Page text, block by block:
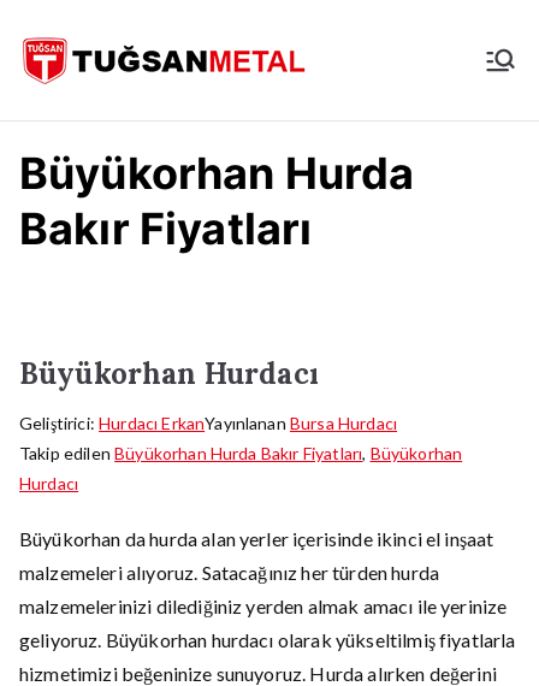
geç
Hurdacı
Büyükorhan Hurda
Bakır Fiyatları
Büyükorhan Hurdacı
Geliştirici:Hurdacı ErkanYayınlanan Bursa Hurdacı
Takip edilenBüyükorhan Hurda Bakır Fiyatları, Büyükorhan
Hurdacı
Büyükorhan da hurda alan yerler içerisinde ikinci el inşaat
malzemeleri alıyoruz. Satacağınız her türden hurda
malzemelerinizi dilediğiniz yerden almak amacı ile yerinize
geliyoruz. Büyükorhan hurdacı olarak yükseltilmiş fiyatlarla
hizmetimizi beğeninize sunuyoruz. Hurda alırken değerini